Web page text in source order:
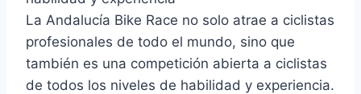
La Andalucía Bike Race no solo atrae a ciclistas
profesionales de todo el mundo, sino que
también es una competición abierta a ciclistas
de todos los niveles de habilidad y experiencia.